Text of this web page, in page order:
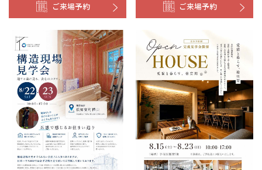
ご来場予約 ご来場予約
全国の展示場
北海道
札幌
東北
お近くのイベント
北海道
札幌
札幌
小樽
東北